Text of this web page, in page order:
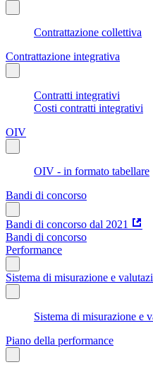
Contrattazione collettiva
Contrattazione integrativa
Contratti integrativi
Costi contratti integrativi
OIV
OIV - in formato tabellare
Bandi di concorso
Bandi di concorso dal 2021
Bandi di concorso
Performance
Sistema di misurazione e
Sistema di misurazione e
Piano della performance